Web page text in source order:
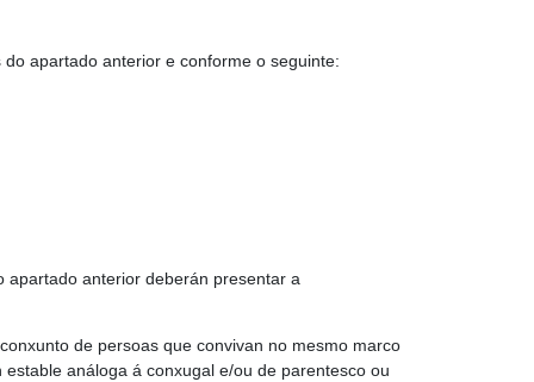
apartado anterior e conforme o seguinte:
apartado anterior deberán presentar a
de persoas que convivan no mesmo marco
análoga á conxugal e/ou de parentesco ou